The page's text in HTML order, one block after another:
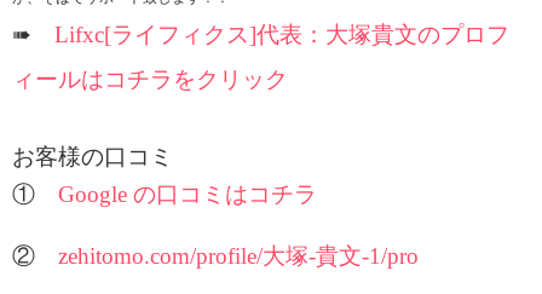
➠ Lifxc[ライフィクス]代表：大塚貴文のプロフ
ィールはコチラをクリック
お客様の口コミ
① Google の口コミはコチラ
② zehitomo.com/profile/大塚-貴文-1/pro